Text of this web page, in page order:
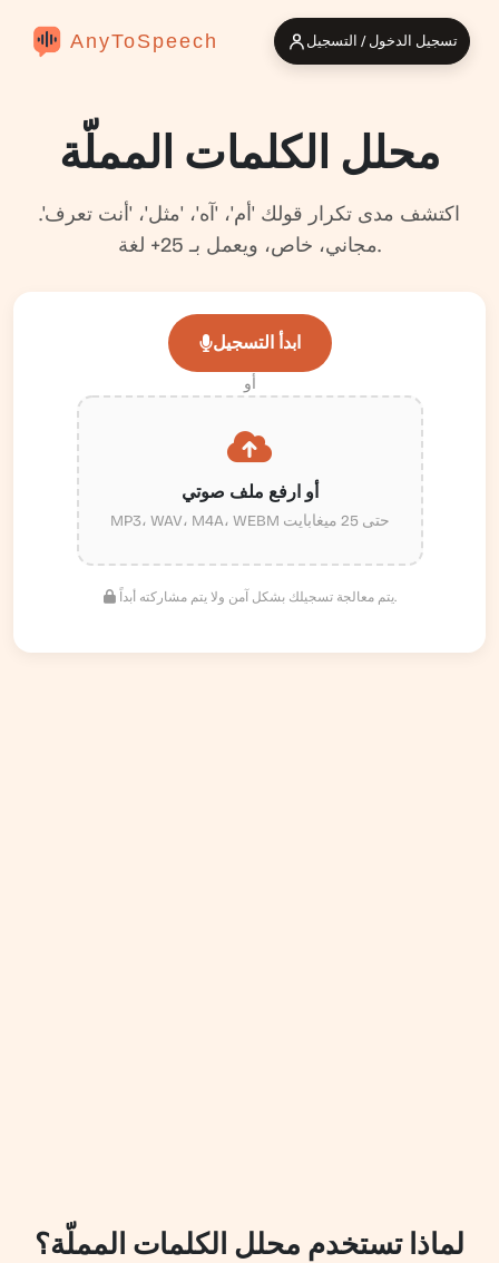
AnyToSpeech تسجيل الدخول / التسجيل
محلل الكلمات المملّة
اكتشف مدى تكرار قولك 'أم'، 'آه'، 'مثل'، 'أنت تعرف'.
مجاني، خاص، ويعمل بـ 25+ لغة.
ابدأ التسجيل
أو
أو ارفع ملف صوتي
MP3، WAV، M4A، WEBM حتى 25 ميغابايت
يتم معالجة تسجيلك بشكل آمن ولا يتم مشاركته أبداً.
لماذا تستخدم محلل الكلمات المملّة؟